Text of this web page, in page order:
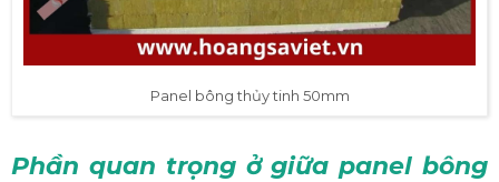
Panel bông thủy tinh 50mm
Phần quan trọng ở giữa panel bông